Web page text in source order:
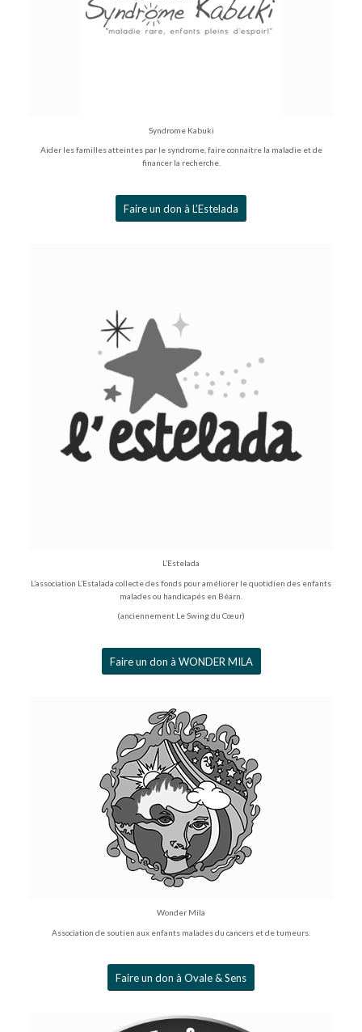
Syndrome Kabuki
Aider les familles atteintes par le syndrome, faire connaitre la maladie et de
financer la recherche.
Faire un don à L’Estelada
L’Estelada
L’association L’Estalada collecte des fonds pour améliorer le quotidien des enfants
malades ou handicapés en Béarn.
(anciennement Le Swing du Cœur)
Faire un don à WONDER MILA
Wonder Mila
Association de soutien aux enfants malades du cancers et de tumeurs.
Faire un don à Ovale & Sens